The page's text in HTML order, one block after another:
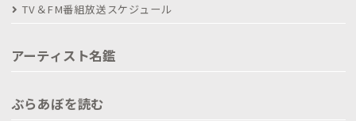
TV＆FM番組放送スケジュール
アーティスト名鑑
ぶらあぼを読む